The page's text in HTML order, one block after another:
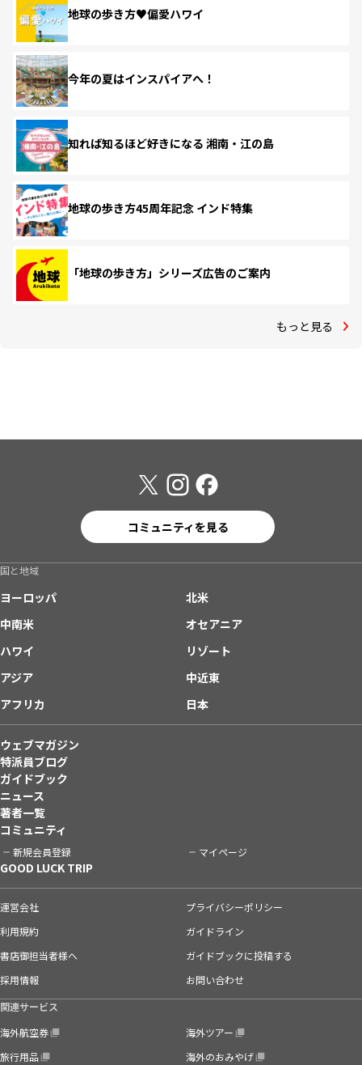
地球の歩き方♥偏愛ハワイ
今年の夏はインスパイアへ！
知れば知るほど好きになる 湘南・江の島
地球の歩き方45周年記念 インド特集
「地球の歩き方」シリーズ広告のご案内
もっと見る
コミュニティを見る
国と地域
ヨーロッパ
北米
中南米
オセアニア
ハワイ
リゾート
アジア
中近東
アフリカ
日本
ウェブマガジン
特派員ブログ
ガイドブック
ニュース
著者一覧
コミュニティ
新規会員登録 マイページ
GOOD LUCK TRIP
運営会社
プライバシーポリシー
利用規約
ガイドライン
書店御担当者様へ
ガイドブックに投稿する
採用情報
お問い合わせ
関連サービス
海外航空券
海外ツアー
旅行用品
海外のおみやげ